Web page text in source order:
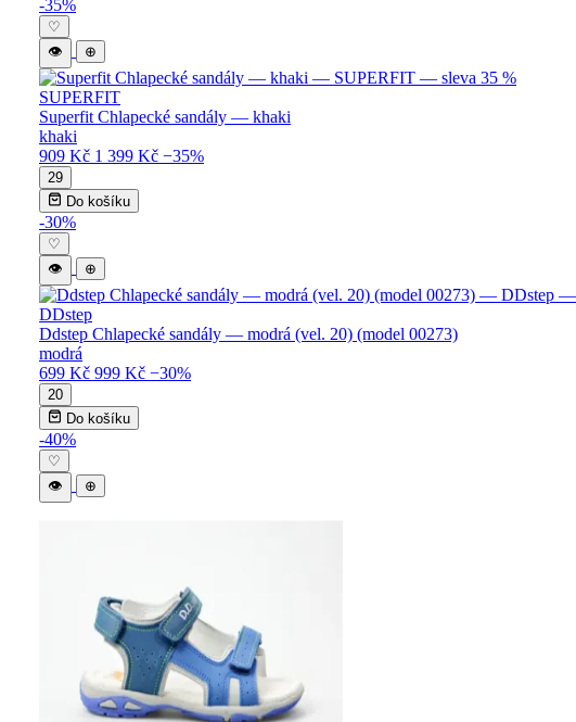
-35%
♡
👁
⊕
SUPERFIT
Superfit Chlapecké sandály — khaki
khaki
909 Kč 1 399 Kč −35%
29
Do košíku
-30%
♡
👁
⊕
DDstep
Ddstep Chlapecké sandály — modrá (vel. 20) (model 00273)
modrá
699 Kč 999 Kč −30%
20
Do košíku
-40%
♡
👁
⊕